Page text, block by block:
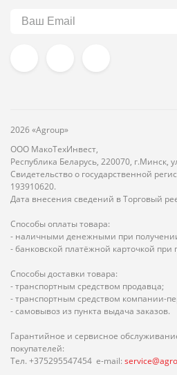
2026 «Agroup»
ООО МакоТехИнвест,
Республика Беларусь, 220070, г.Минск,
Свидетельство о государственной
193910620.
Дата внесения сведений в Торговый
Способы оплаты товара:
- наличными денежными при
- банковской платёжной карточкой при
Способы доставки товара:
- транспортным средством продавца;
- транспортным средством компании-
- самовывоз из пункта выдача заказов.
Гарантийное и сервисное
покупателей:
Тел. +375295547454 e-mail: